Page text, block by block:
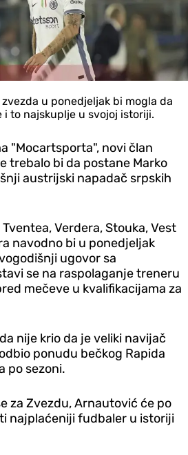
u ponedjeljak bi mogla da
to najskuplje u svojoj istoriji.
"Mocartsporta", novi član
trebalo bi da postane Marko
austrijski napadač srpskih
Verdera, Stouka, Vest
navodno bi u ponedjeljak
ugovor sa
se na raspolaganje treneru
mečeve u kvalifikacijama za
nije krio da je veliki navijač
ponudu bečkog Rapida
po sezoni.
za Zvezdu, Arnautović će po
najplaćeniji fudbaler u istoriji